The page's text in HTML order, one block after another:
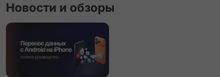
Новости и обзоры